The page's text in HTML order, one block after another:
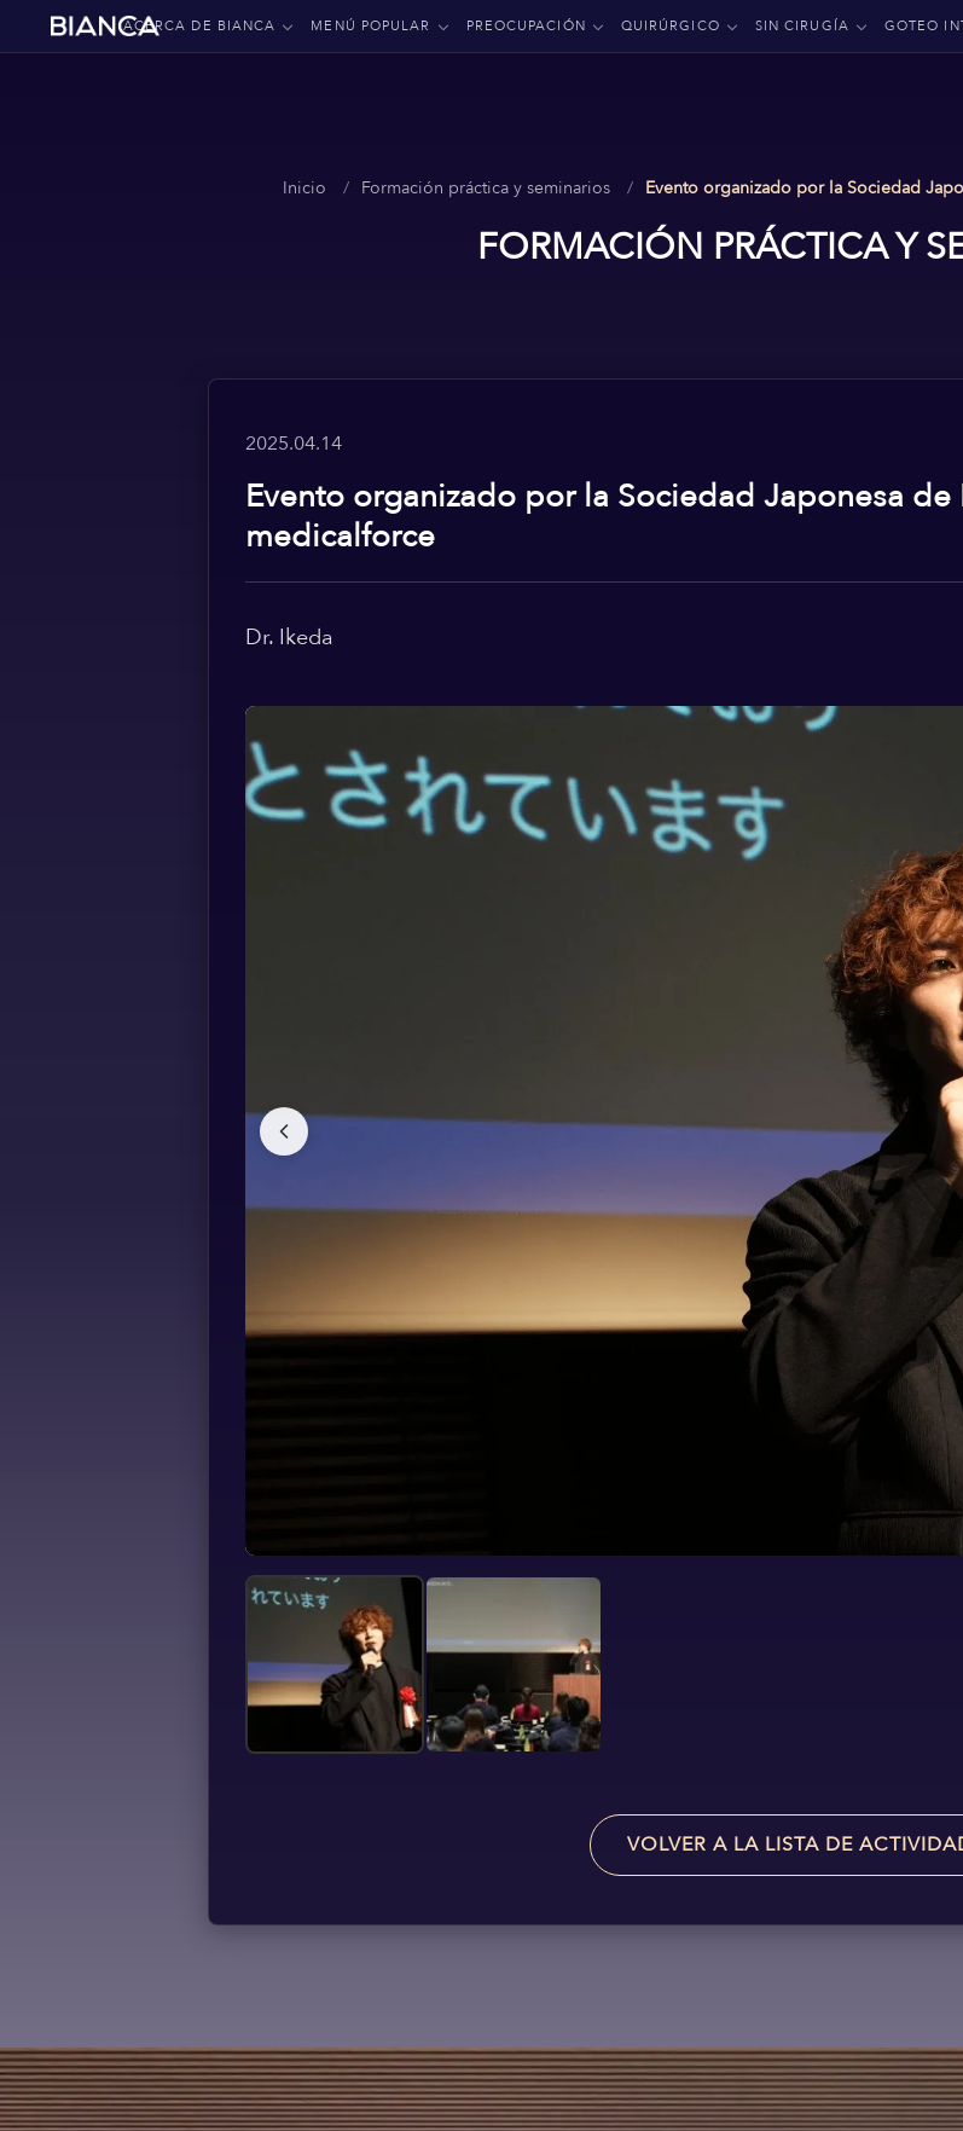
ACERCA DE BIANCA MENÚ POPULAR PREOCUPACIÓN QUIRÚRGICO SIN CIRUGÍA GOTEO
Inicio Formación práctica y seminarios Evento organizado por la Sociedad
FORMACIÓN PRÁCTICA Y
2025.04.14
Evento organizado por la Sociedad Japonesa
medicalforce
Dr. Ikeda
VOLVER A LA LISTA DE